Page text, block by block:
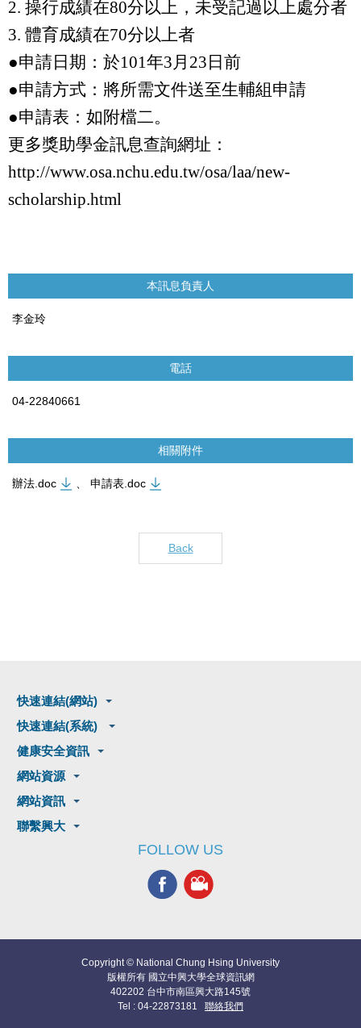
2. 操行成績在80分以上，未受記過以上處分者
3. 體育成績在70分以上者
●申請日期：於101年3 月 23 日前
●申請方式：將所需文件送至生輔組申請
●申請表：如附檔二。
更多獎助學金訊息查詢網址：
http://www.osa.nchu.edu.tw/osa/laa/new-
scholarship.html
本訊息負責人
李金玲
電話
04-22840661
相關附件
辦法.doc 申請表.doc
Back
快速連結(網站)
快速連結(系統)
健康安全資訊
網站資源
網站資訊
聯繫興大
FOLLOW US
Copyright © National Chung Hsing University
版權所有 國立中興大學全球資訊網
402202 台中市南區興大路145號
Tel : 04-22873181 聯絡我們